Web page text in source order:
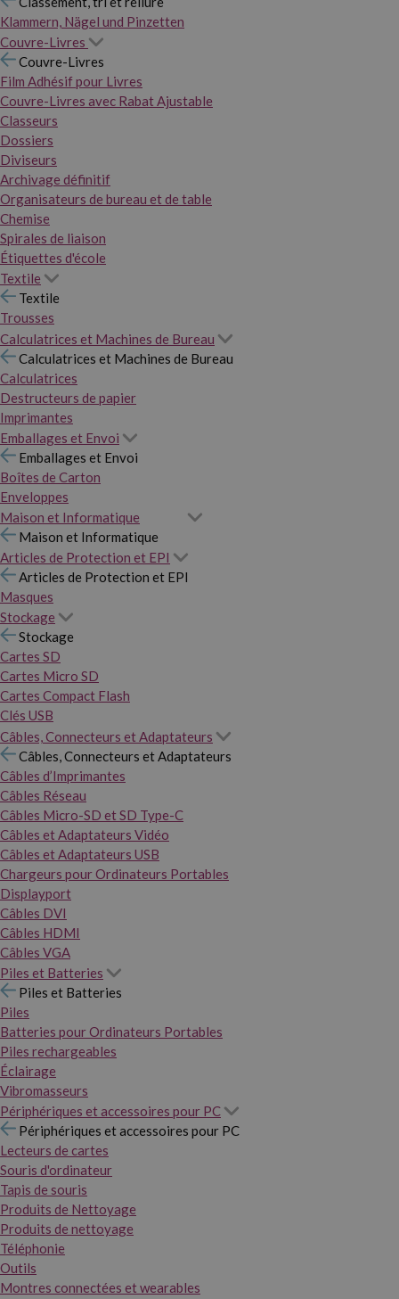
Klammern, Nägel und Pinzetten
Couvre-Livres
Couvre-Livres
Film Adhésif pour Livres
Couvre-Livres avec Rabat Ajustable
Classeurs
Dossiers
Diviseurs
Archivage définitif
Organisateurs de bureau et de table
Chemise
Spirales de liaison
Étiquettes d'école
Textile
Textile
Trousses
Calculatrices et Machines de Bureau
Calculatrices et Machines de Bureau
Calculatrices
Destructeurs de papier
Imprimantes
Emballages et Envoi
Emballages et Envoi
Boîtes de Carton
Enveloppes
Maison et Informatique
Maison et Informatique
Articles de Protection et EPI
Articles de Protection et EPI
Masques
Stockage
Stockage
Cartes SD
Cartes Micro SD
Cartes Compact Flash
Clés USB
Câbles, Connecteurs et Adaptateurs
Câbles, Connecteurs et Adaptateurs
Câbles d’Imprimantes
Câbles Réseau
Câbles Micro-SD et SD Type-C
Câbles et Adaptateurs Vidéo
Câbles et Adaptateurs USB
Chargeurs pour Ordinateurs Portables
Displayport
Câbles DVI
Câbles HDMI
Câbles VGA
Piles et Batteries
Piles et Batteries
Piles
Batteries pour Ordinateurs Portables
Piles rechargeables
Éclairage
Vibromasseurs
Périphériques et accessoires pour PC
Périphériques et accessoires pour PC
Lecteurs de cartes
Souris d'ordinateur
Tapis de souris
Produits de Nettoyage
Produits de nettoyage
Téléphonie
Outils
Montres connectées et wearables